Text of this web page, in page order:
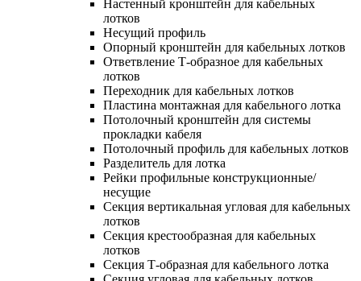
Настенный кронштейн для кабельных
лотков
Несущий профиль
Опорный кронштейн для кабельных лотков
Ответвление Т-образное для кабельных
лотков
Переходник для кабельных лотков
Пластина монтажная для кабельного лотка
Потолочный кронштейн для системы
прокладки кабеля
Потолочный профиль для кабельных лотков
Разделитель для лотка
Рейки профильные конструкционные/
несущие
Секция вертикальная угловая для кабельных
лотков
Секция крестообразная для кабельных
лотков
Секция Т-образная для кабельного лотка